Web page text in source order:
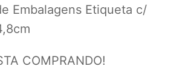
Embalagens Etiqueta c/
COMPRANDO!